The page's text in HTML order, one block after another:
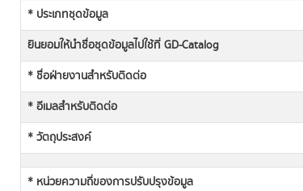
* ประเภทชุดข้อมูล
ยินยอมให้นำชื่อชุดข้อมูลไปใช้ที่ GD-Catalog
* ชื่อฝ่ายงานสำหรับติดต่อ
* อีเมลสำหรับติดต่อ
* วัตถุประสงค์
* หน่วยความถี่ของการปรับปรุงข้อมูล